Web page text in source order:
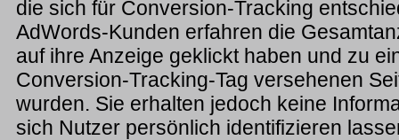
die sich für Conversion-Tracking
AdWords-Kunden erfahren die
auf ihre Anzeige geklickt haben und zu
Conversion-Tracking-Tag versehenen
wurden. Sie erhalten jedoch keine
sich Nutzer persönlich identifizieren